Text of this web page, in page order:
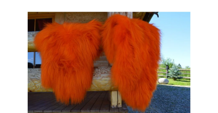
0,0
z
5
hvězdiček.